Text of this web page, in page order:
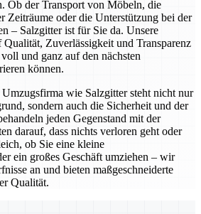
Ob der Transport von Möbeln, die
Zeiträume oder die Unterstützung bei der
– Salzgitter ist für Sie da. Unsere
Zuverlässigkeit und Transparenz
und ganz auf den nächsten
können.
wie Salzgitter steht nicht nur
sondern auch die Sicherheit und der
jeden Gegenstand mit der
darauf, dass nichts verloren geht oder
ob Sie eine kleine
ein großes Geschäft umziehen – wir
an und bieten maßgeschneiderte
Qualität.